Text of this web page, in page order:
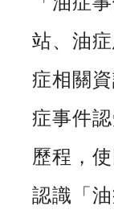
站、油
症相關
症事件
歷程，
認識「